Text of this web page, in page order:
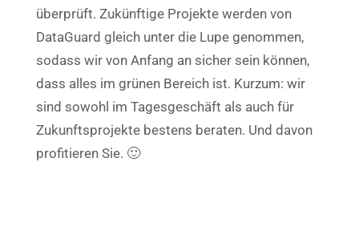
überprüft. Zukünftige Projekte werden von
DataGuard gleich unter die Lupe genommen,
sodass wir von Anfang an sicher sein können,
dass alles im grünen Bereich ist. Kurzum: wir
sind sowohl im Tagesgeschäft als auch für
Zukunftsprojekte bestens beraten. Und davon
profitieren Sie. 🙂